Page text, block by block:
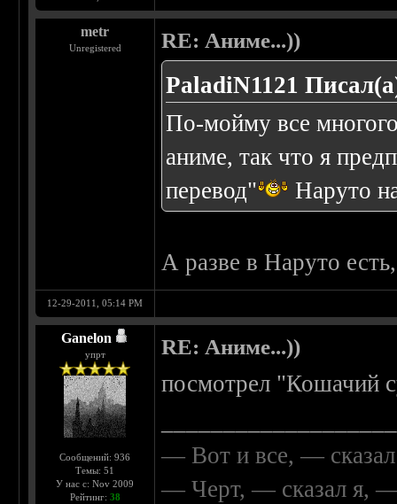
metr
Unregistered RE: Аниме...))
PaladiN1121
По-мойму все
аниме, так что я
перевод"
Наруто
А разве в Наруто
12-29-2011, 05:14 PM
Ganelon
упрт
Сообщений: 936
Темы: 51
У нас с: Nov 2009
Рейтинг: 38
RE: Аниме...))
посмотрел "Кошачий
— Вот и все, —
— Черт, — сказал я, —